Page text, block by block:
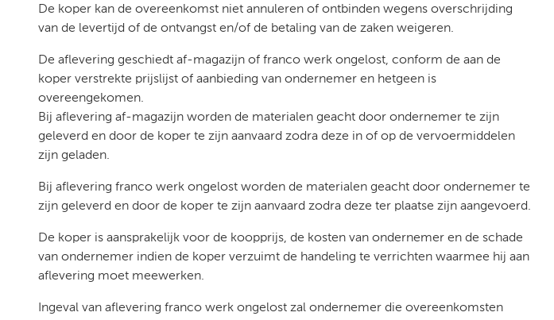
De koper kan de overeenkomst niet annuleren of ontbinden wegens overschrijding
van de levertijd of de ontvangst en/of de betaling van de zaken weigeren.
De aflevering geschiedt af-magazijn of franco werk ongelost, conform de aan de
koper verstrekte prijslijst of aanbieding van ondernemer en hetgeen is
overeengekomen.
Bij aflevering af-magazijn worden de materialen geacht door ondernemer te zijn
geleverd en door de koper te zijn aanvaard zodra deze in of op de vervoermiddelen
zijn geladen.
Bij aflevering franco werk ongelost worden de materialen geacht door ondernemer te
zijn geleverd en door de koper te zijn aanvaard zodra deze ter plaatse zijn aangevoerd.
De koper is aansprakelijk voor de koopprijs, de kosten van ondernemer en de schade
van ondernemer indien de koper verzuimt de handeling te verrichten waarmee hij aan
aflevering moet meewerken.
Ingeval van aflevering franco werk ongelost zal ondernemer die overeenkomsten